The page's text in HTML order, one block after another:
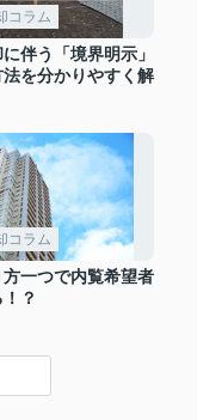
コラム
伴う「境界明示」
を分かりやすく解
コラム
一つで内覧希望者
？